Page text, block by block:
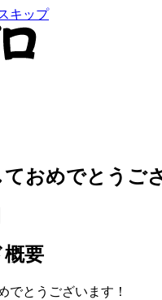
キップ
おめでとうご
要
でとうございます！